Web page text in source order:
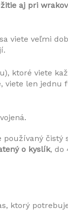
aj pri
viete veľmi
ktoré viete
viete len jednu
používaný čistý
o kyslík, do
ktorý